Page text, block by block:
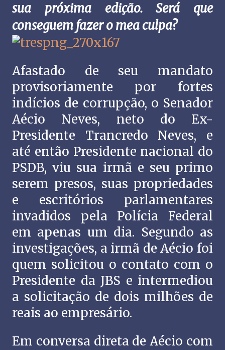
sua próxima edição. Será que
conseguem fazer o mea culpa?
Afastado de seu mandato
provisoriamente por fortes
indícios de corrupção, o Senador
Aécio Neves, neto do Ex-
Presidente Trancredo Neves, e
até então Presidente nacional do
PSDB, viu sua irmã e seu primo
serem presos, suas propriedades
e escritórios parlamentares
invadidos pela Polícia Federal
em apenas um dia. Segundo as
investigações, a irmã de Aécio foi
quem solicitou o contato com o
Presidente da JBS e intermediou
a solicitação de dois milhões de
reais ao empresário.
Em conversa direta de Aécio com